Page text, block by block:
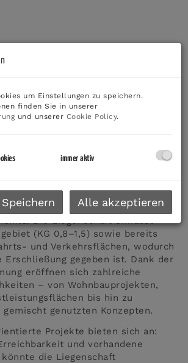
| VIELSEITIGE
Entwicklungspotenzial in
Die Liegenschaft umfasst
(KG 0,8–1,5) sowie bereits
und Verkehrsflächen, wodurch
gegeben ist. Dank der
eröffnen sich zahlreiche
– von Wohnbauprojekten,
bis hin zu
genutzten Konzepten.
Projekte bieten sich an:
und vorhandene
die Liegenschaft
um Einstellungen zu speichern.
finden Sie in unserer
und unserer Cookie Policy.
immer aktiv
Speichern Alle akzeptieren